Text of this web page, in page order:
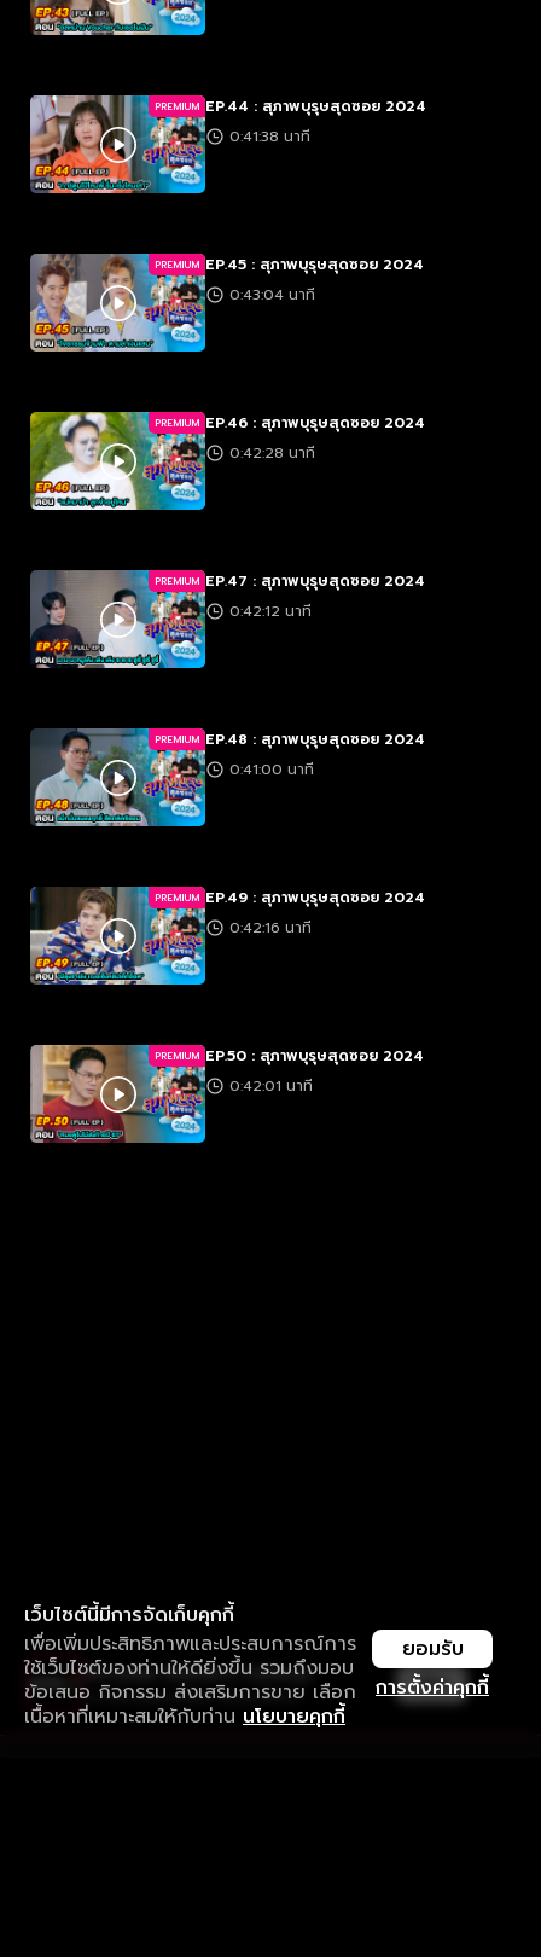
PREMIUM EP.44 : สุภาพบุรุษสุดซอย 2024
0:41:38 นาที
PREMIUM EP.45 : สุภาพบุรุษสุดซอย 2024
0:43:04 นาที
PREMIUM EP.46 : สุภาพบุรุษสุดซอย 2024
0:42:28 นาที
PREMIUM EP.47 : สุภาพบุรุษสุดซอย 2024
0:42:12 นาที
PREMIUM EP.48 : สุภาพบุรุษสุดซอย 2024
0:41:00 นาที
PREMIUM EP.49 : สุภาพบุรุษสุดซอย 2024
0:42:16 นาที
PREMIUM EP.50 : สุภาพบุรุษสุดซอย 2024
0:42:01 นาที
เว็บไซต์นี้มีการจัดเก็บคุกกี้
เพื่อเพิ่มประสิทธิภาพและประสบการณ์การ
ใช้เว็บไซต์ของท่านให้ดียิ่งขึ้น รวมถึงมอบ
ข้อเสนอ กิจกรรม ส่งเสริมการขาย เลือก
เนื้อหาที่เหมาะสมให้กับท่าน นโยบายคุกกี้
การตั้งค่าคุกกี้
ยอมรับ
ใช้งานแอป ลื่นไหลกว่า ไม่มีสะดุด
ดาวน์โหลดแอปเพื่อการรับชมที่ดีกว่า เปิด